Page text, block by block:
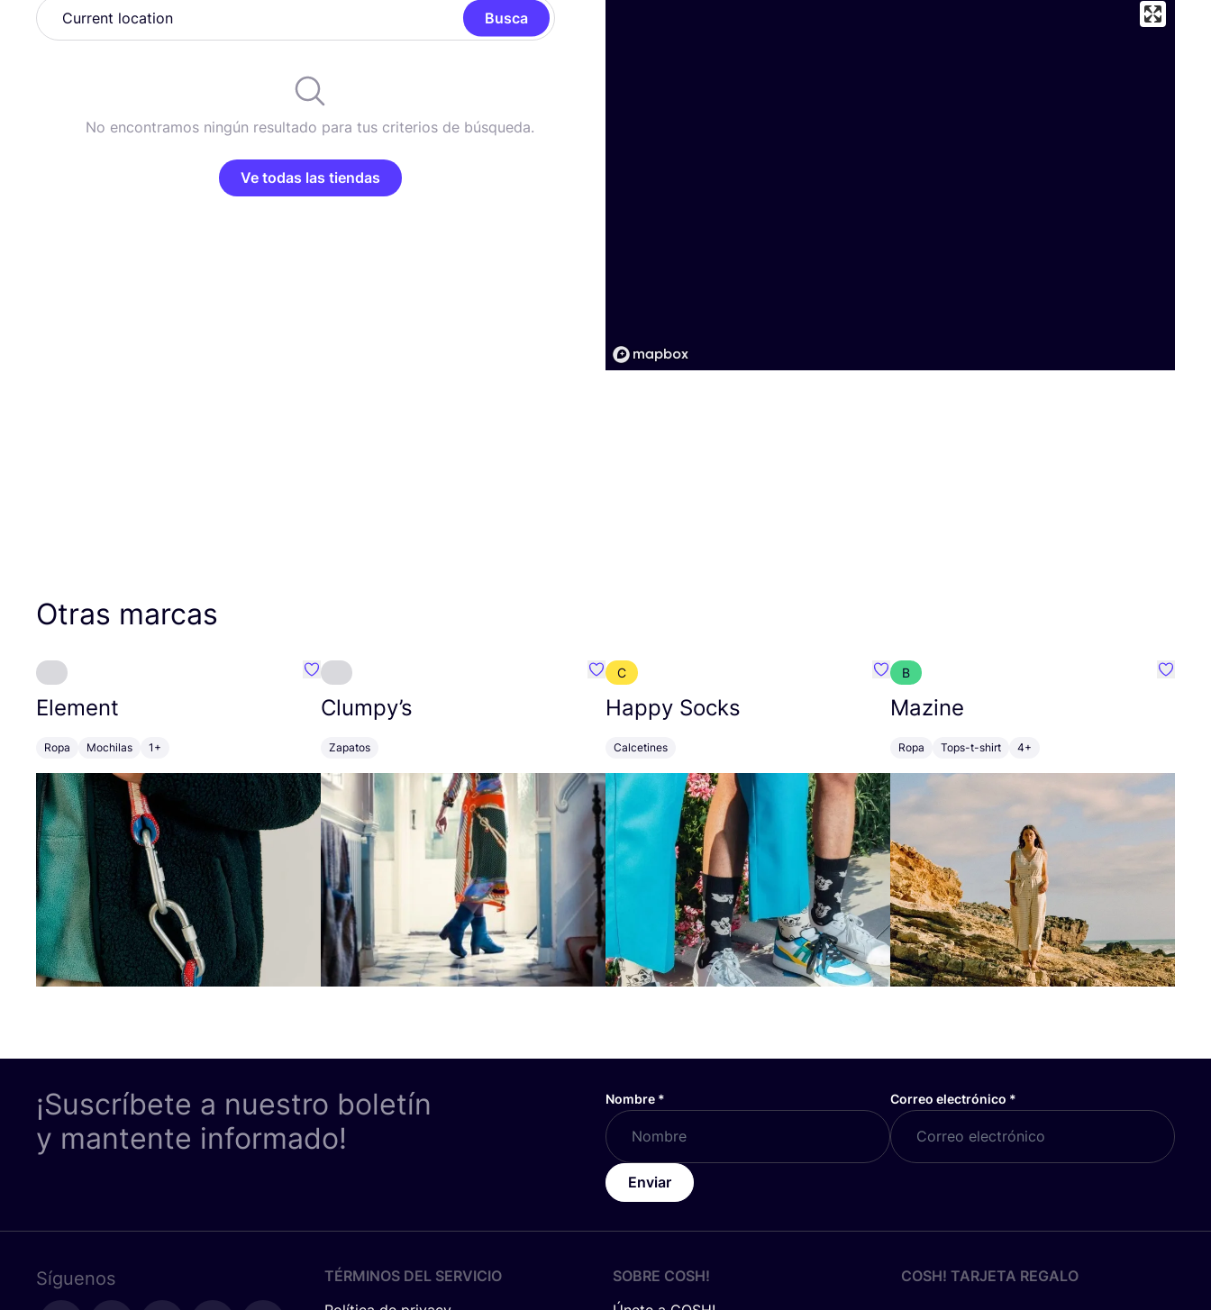
Busca
No encontramos ningún resultado para tus criterios de búsqueda.
Ve todas las tiendas
Otras marcas
Element
Ropa Mochilas 1+
Favoritos {nombre}
Clumpy’s
Zapatos
Favoritos {nombre}
C
Happy Socks
Calcetines
Favoritos {nombre}
B
Mazine
Ropa Tops-t-shirt 4+
¡Suscríbete a nuestro boletín
y mantente informado!
Nombre * Correo electrónico *
Enviar
Síguenos
TÉRMINOS DEL SERVICIO
SOBRE COSH!
COSH! TARJETA REGALO